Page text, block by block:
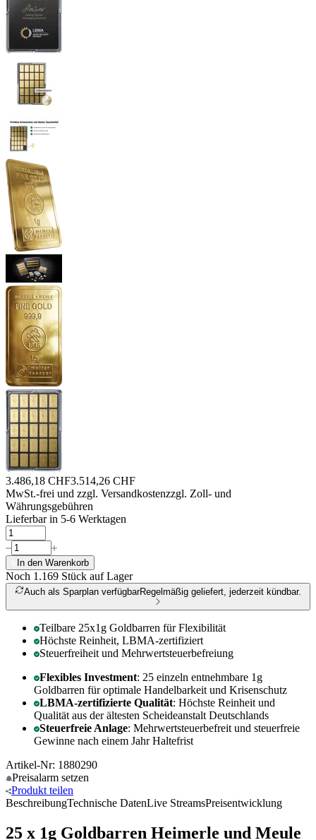
3.486,18 CHF3.514,26 CHF
MwSt.-frei und zzgl. Versandkostenzzgl. Zoll- und
Währungsgebühren
Lieferbar in 5-6 Werktagen
In den Warenkorb
Noch 1.169 Stück auf Lager
Auch als Sparplan verfügbarRegelmäßig geliefert, jederzeit kündbar.
Teilbare 25x1g Goldbarren für Flexibilität
Höchste Reinheit, LBMA-zertifiziert
Steuerfreiheit und Mehrwertsteuerbefreiung
Flexibles Investment: 25 einzeln entnehmbare 1g
Goldbarren für optimale Handelbarkeit und Krisenschutz
LBMA-zertifizierte Qualität: Höchste Reinheit und
Qualität aus der ältesten Scheideanstalt Deutschlands
Steuerfreie Anlage: Mehrwertsteuerbefreit und steuerfreie
Gewinne nach einem Jahr Haltefrist
Artikel-Nr: 1880290
Preisalarm setzen
Produkt teilen
BeschreibungTechnische DatenLive StreamsPreisentwicklung
25 x 1g Goldbarren Heimerle und Meule